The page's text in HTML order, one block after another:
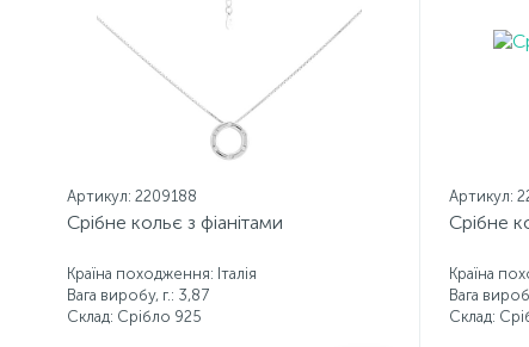
Артикул: 2209188
Срібне кольє з фіанітами
Країна походження: Італія
Вага виробу, г.: 3,87
Склад: Срібло 925
Артикул:
Срібне
Країна
Вага
Склад: